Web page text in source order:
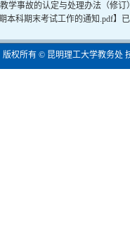
学事故的认定与处理办法（修订
本科期末考试工作的通知.pdf】
版权所有 © 昆明理工大学教务处